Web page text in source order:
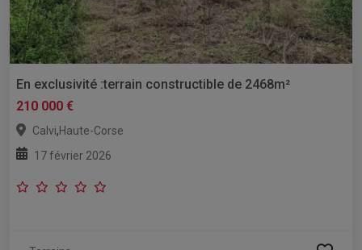
En exclusivité :terrain constructible de 2468m²
210 000 €
Calvi,Haute-Corse
17 février 2026